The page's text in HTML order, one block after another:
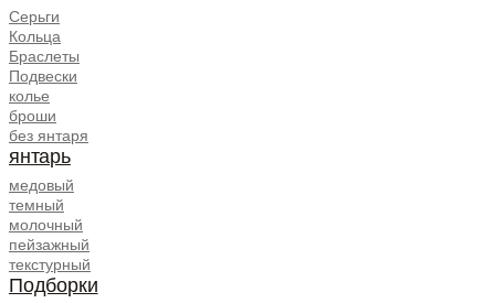
Серьги
Кольца
Браслеты
Подвески
колье
броши
без янтаря
янтарь
медовый
темный
молочный
пейзажный
текстурный
Подборки